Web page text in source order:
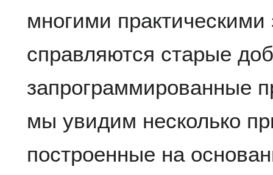
многими
справляются старые
запрограммированные
мы увидим несколько
построенные на